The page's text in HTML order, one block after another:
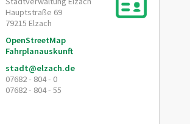
Hauptstraße 69
79215 Elzach
OpenStreetMap
Fahrplanauskunft
stadt@elzach.de
07682 - 804 - 0
07682 - 804 - 55